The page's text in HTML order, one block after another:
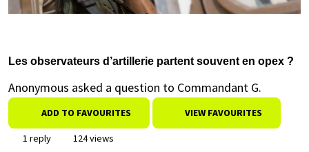
Les observateurs d’artillerie partent souvent en opex ?
Anonymous asked a question to Commandant G.
ADD TO FAVOURITES VIEW FAVOURITES
1 reply
124 views